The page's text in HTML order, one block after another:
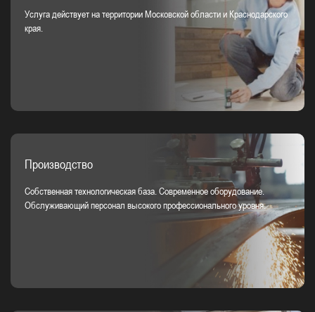
Услуга действует на территории Московской области и Краснодарского
края.
Производство
Собственная технологическая база. Современное оборудование.
Обслуживающий персонал высокого профессионального уровня.